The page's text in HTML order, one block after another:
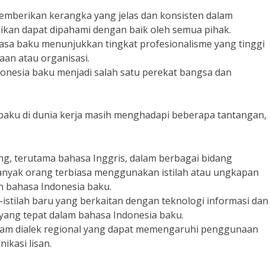
kerangka yang jelas dan konsisten dalam
dapat dipahami dengan baik oleh semua pihak.
baku menunjukkan tingkat profesionalisme yang tinggi
atau organisasi.
baku menjadi salah satu perekat bangsa dan
di dunia kerja masih menghadapi beberapa tantangan,
terutama bahasa Inggris, dalam berbagai bidang
orang terbiasa menggunakan istilah atau ungkapan
Indonesia baku.
baru yang berkaitan dengan teknologi informasi dan
tepat dalam bahasa Indonesia baku.
dialek regional yang dapat memengaruhi penggunaan
lisan.